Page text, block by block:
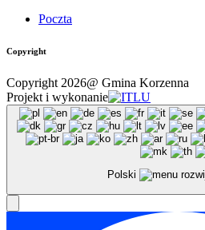
Poczta
Copyright
Copyright 2026@ Gmina Korzenna
Projekt i wykonanie
Polski